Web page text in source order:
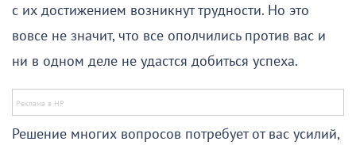
с их достижением возникнут трудности. Но это
вовсе не значит, что все ополчились против вас и
ни в одном деле не удастся добиться успеха.
Решение многих вопросов потребует от вас усилий,